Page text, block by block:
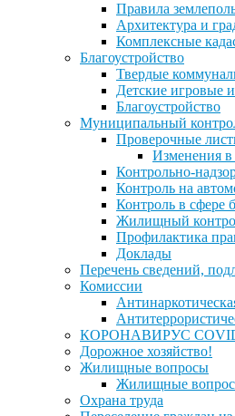
Правила
Архитектура и
Комплексные
Благоустройство
Твердые
Детские игровые
Благоустройство
Муниципальный
Проверочные
Изменения
Контрольно-
Контроль на
Контроль в сфере
Жилищный
Профилактика
Доклады
Перечень сведений,
Комиссии
КОРОНАВИРУС
Дорожное хозяйство!
Жилищные вопросы
Жилищные
Охрана труда